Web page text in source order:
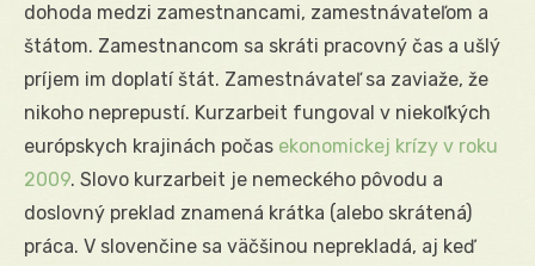
dohoda medzi zamestnancami, zamestnávateľom a
štátom. Zamestnancom sa skráti pracovný čas a ušlý
príjem im doplatí štát. Zamestnávateľ sa zaviaže, že
nikoho neprepustí. Kurzarbeit fungoval v niekoľkých
európskych krajinách počas ekonomickej krízy v roku
2009. Slovo kurzarbeit je nemeckého pôvodu a
doslovný preklad znamená krátka (alebo skrátená)
práca. V slovenčine sa väčšinou neprekladá, aj keď